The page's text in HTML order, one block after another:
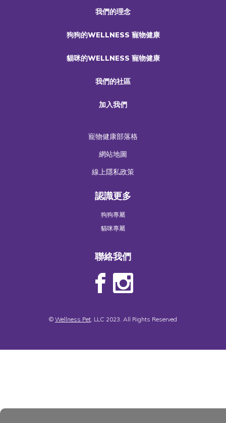
我們的理念
狗狗的WELLNESS 寵物健康
貓咪的WELLNESS 寵物健康
我們的社區
加入我們
寵物健康部落格
網站地圖
線上隱私政策
認識更多
狗狗專屬
貓咪專屬
聯絡我們
© Wellness Pet, LLC 2023. All Rights Reserved